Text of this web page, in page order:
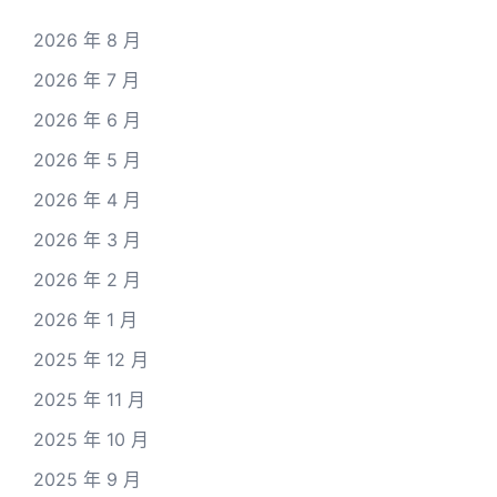
2026 年 8 月
2026 年 7 月
2026 年 6 月
2026 年 5 月
2026 年 4 月
2026 年 3 月
2026 年 2 月
2026 年 1 月
2025 年 12 月
2025 年 11 月
2025 年 10 月
2025 年 9 月